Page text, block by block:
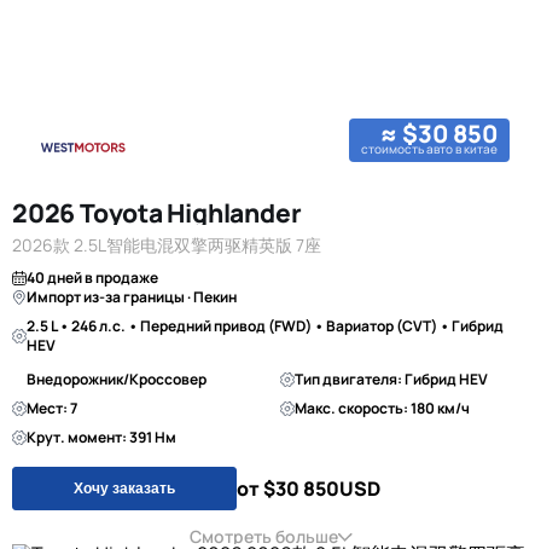
≈ $30 850
стоимость авто в китае
2026 Toyota Highlander
2026款 2.5L智能电混双擎两驱精英版 7座
40 дней в продаже
Импорт из-за границы · Пекин
2.5 L • 246 л.с. • Передний привод (FWD) • Вариатор (CVT) • Гибрид
HEV
Внедорожник/Кроссовер
Тип двигателя: Гибрид HEV
Мест: 7
Макс. скорость: 180 км/ч
Крут. момент: 391 Нм
Хочу заказать от $30 850USD
Смотреть больше